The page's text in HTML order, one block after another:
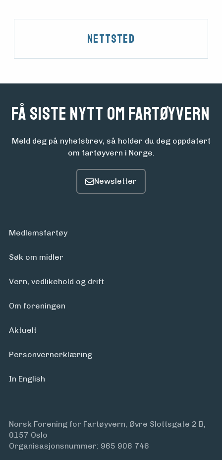
Nettsted
Få siste nytt om fartøyvern
Meld deg på nyhetsbrev, så holder du deg oppdatert
om fartøyvern i Norge.
Medlemsfartøy
Søk om midler
Vern, vedlikehold og drift
Om foreningen
Aktuelt
Personvern­erklæring
In English
Norsk Forening for Fartøyvern, Øvre Slottsgate 2 B,
0157 Oslo
Organisasjonsnummer: 965 906 746